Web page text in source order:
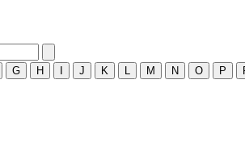
G H J K M N O P